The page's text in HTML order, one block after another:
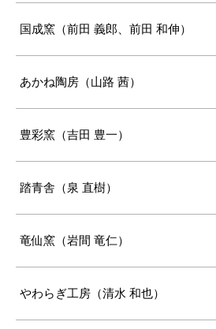
国成窯（前田 義郎、前田 和伸）
あかね陶房（山路 茜）
豊彩窯（吉田 豊一）
踏青舎（泉 直樹）
竜仙窯（岩間 竜仁）
やわらぎ工房（清水 和也）